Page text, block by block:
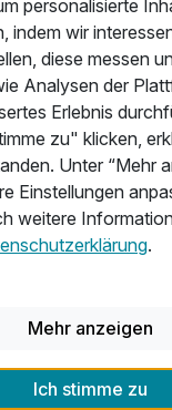
Rhön (Landkreis
Hinter der
ein modernes
Mix aus
Mischung aus
auch Sie rundum
schenken.
und Ihnen neue
zum Kurhaus Bad
personalisierte
indem wir
diese messen
Analysen der
Erlebnis
zu" klicken,
Unter “Mehr
Einstellungen
weitere
.
Mehr anzeigen
Ich stimme zu